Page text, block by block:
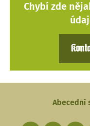
Chybí zde
Abecední